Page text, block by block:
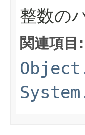
整数の
関連項目: